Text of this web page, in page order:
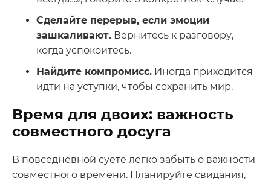
Сделайте перерыв, если эмоции
зашкаливают. Вернитесь к разговору,
когда успокоитесь.
Найдите компромисс. Иногда приходится
идти на уступки, чтобы сохранить мир.
Время для двоих: важность
совместного досуга
В повседневной суете легко забыть о важности
совместного времени. Планируйте свидания,